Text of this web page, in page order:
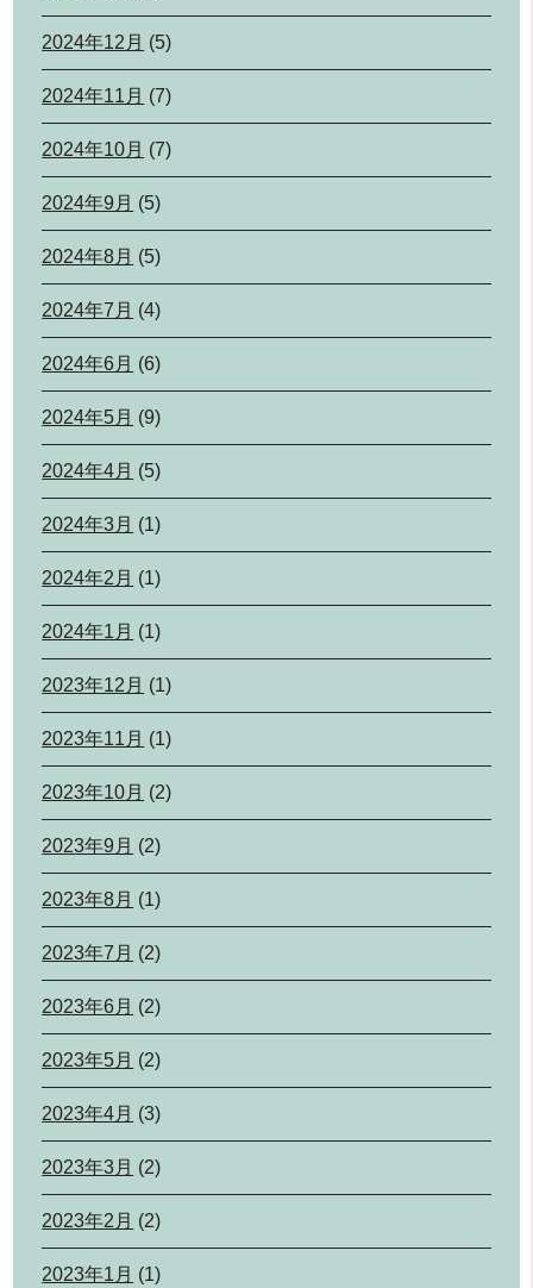
2024年12月 (5)
2024年11月 (7)
2024年10月 (7)
2024年9月 (5)
2024年8月 (5)
2024年7月 (4)
2024年6月 (6)
2024年5月 (9)
2024年4月 (5)
2024年3月 (1)
2024年2月 (1)
2024年1月 (1)
2023年12月 (1)
2023年11月 (1)
2023年10月 (2)
2023年9月 (2)
2023年8月 (1)
2023年7月 (2)
2023年6月 (2)
2023年5月 (2)
2023年4月 (3)
2023年3月 (2)
2023年2月 (2)
2023年1月 (1)